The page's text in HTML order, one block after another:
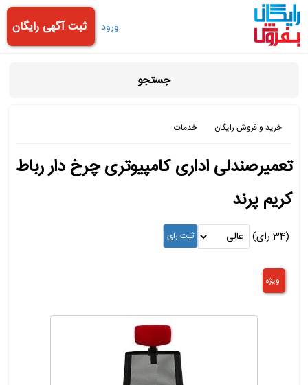
ورود ثبت آگهی رایگان
جستجو
خرید و فروش رایگان خدمات
تعمیرصندلی اداری کامپیوتری چرخ دار رباط
کریم پرند
(34 رای)
ویژه